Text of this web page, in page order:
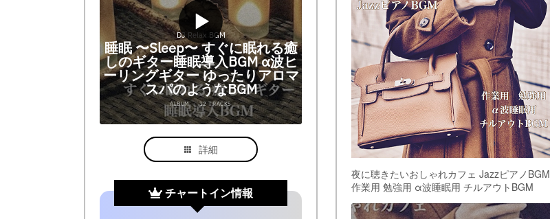
詳細
チャートイン情報
夜に聴きたいおしゃれカフェ JazzピアノBGM
作業用 勉強用 α波睡眠用 チルアウトBGM